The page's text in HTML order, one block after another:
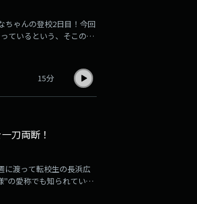
ちゃんの登校2日目！今回
ているという、そこの
ます！#スクールオブロ
15分
刀両断！
に渡って転校生の長浜広
"の愛称でも知られている